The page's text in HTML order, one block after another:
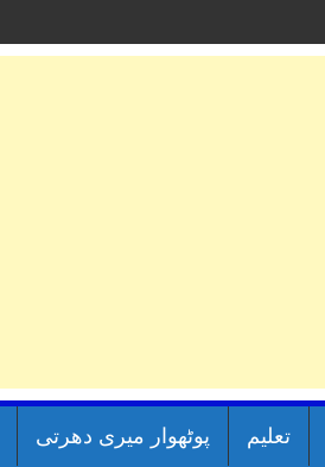
تعلیم پوٹھوار میری دھرتی